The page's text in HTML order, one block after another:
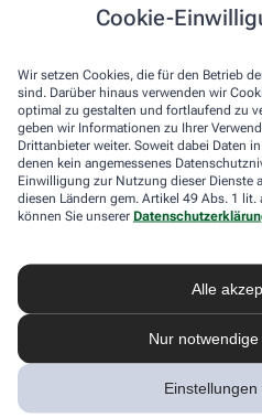
Cookie-
Wir setzen Cookies, die für den Betrieb
sind. Darüber hinaus verwenden wir
optimal zu gestalten und fortlaufend zu
geben wir Informationen zu Ihrer
Drittanbieter weiter. Soweit dabei Daten
denen kein angemessenes
Einwilligung zur Nutzung dieser Dienste
diesen Ländern gem. Artikel 49 Abs. 1 lit.
können Sie unserer
Alle
Nur
Einstellungen